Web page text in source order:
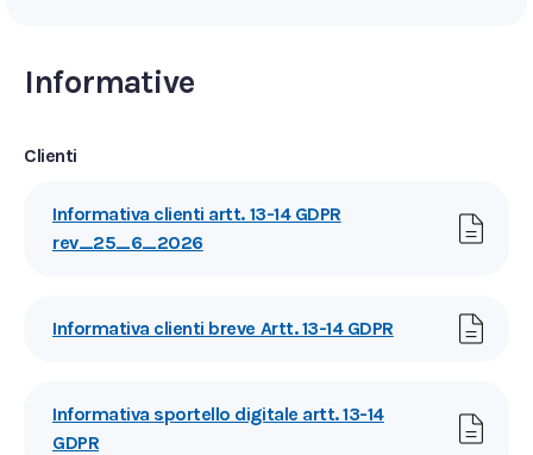
Informative
Clienti
Informativa clienti artt. 13-14 GDPR
rev_25_6_2026
Informativa clienti breve Artt. 13-14 GDPR
Informativa sportello digitale artt. 13-14
GDPR